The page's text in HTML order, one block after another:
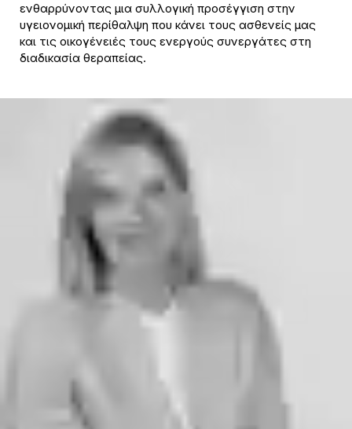
ενθαρρύνοντας μια συλλογική προσέγγιση στην
υγειονομική περίθαλψη που κάνει τους ασθενείς μας
και τις οικογένειές τους ενεργούς συνεργάτες στη
διαδικασία θεραπείας.